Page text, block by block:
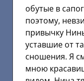
обутые в
поэтому,
привычку
уставшие от
сношения. Я
мною